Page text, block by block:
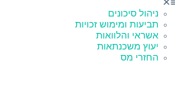
ניהול סיכונים
תביעות ומימוש זכויות
אשראי והלוואות
יעוץ משכנתאות
החזרי מס